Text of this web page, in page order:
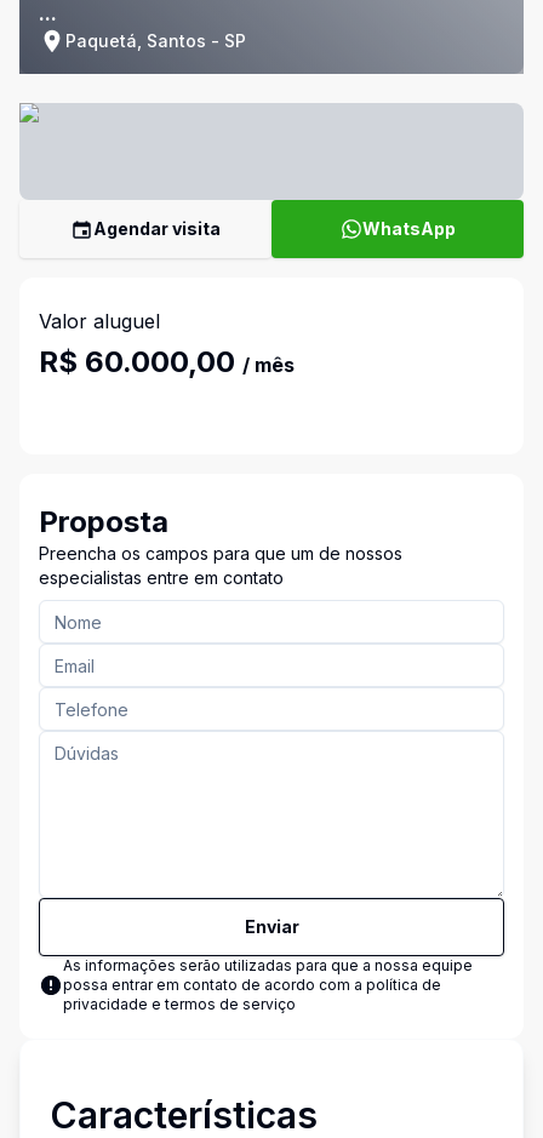
...
Paquetá, Santos - SP
Agendar visita WhatsApp
Valor aluguel
R$ 60.000,00 / mês
Proposta
Preencha os campos para que um de nossos
especialistas entre em contato
Enviar
As informações serão utilizadas para que a nossa equipe
possa entrar em contato de acordo com a política de
privacidade e termos de serviço
Características